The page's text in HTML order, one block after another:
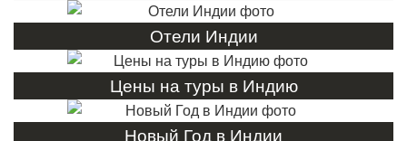
Отели Индии
Цены на туры в Индию
Новый Год в Индии